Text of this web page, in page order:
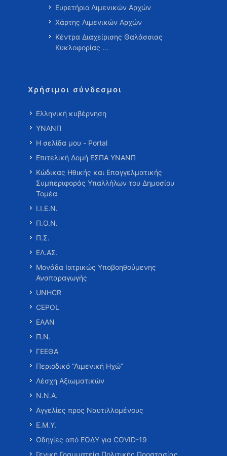
Ευρετήριο Λιμενικών Αρχών
Χάρτης Λιμενικών Αρχών
Κέντρα Διαχείρισης Θαλάσσιας
Κυκλοφορίας …
Χρήσιμοι σύνδεσμοι
Ελληνική κυβέρνηση
ΥΝΑΝΠ
Η σελίδα μου - Portal
Επιτελική Δομή ΕΣΠΑ ΥΝΑΝΠ
Κώδικας Ηθικής και Επαγγελματικής
Συμπεριφοράς Υπαλλήλων του Δημοσίου
Τομέα
Ι.Ι.Ε.Ν.
Π.Ο.Ν.
Π.Σ.
ΕΛ.ΑΣ.
Μονάδα Ιατρικώς Υποβοηθούμενης
Αναπαραγωγής
UNHCR
CEPOL
ΕΑΑΝ
Π.Ν.
ΓΕΕΘΑ
Περιοδικό “Λιμενική Ηχώ”
Λέσχη Αξιωματικών
Ν.Ν.Α.
Αγγελίες προς Ναυτιλλομένους
Ε.Μ.Υ.
Οδηγίες από ΕΟΔΥ για COVID-19